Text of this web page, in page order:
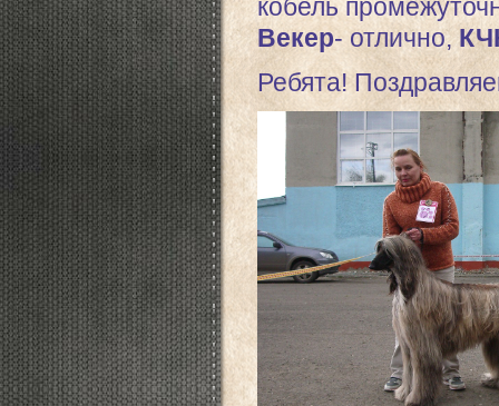
кобель
Векер- отлично,
Ребята!